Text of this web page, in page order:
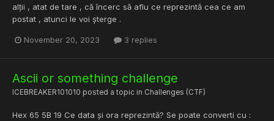
alții , atat de tare , că încerc să aflu ce reprezintă cea ce am
postat , atunci le voi șterge .
November 20, 2023 3 replies
Ascii or something challenge
ICEBREAKER101010 posted a topic in Challenges (CTF)
Hex 65 5B 19 Ce data și ora reprezintă? Se poate converti cu :